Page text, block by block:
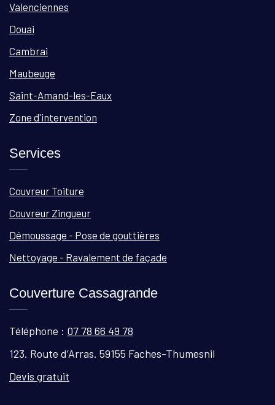
Valenciennes
Douai
Cambrai
Maubeuge
Saint-Amand-les-Eaux
Zone d'intervention
Services
Couvreur Toiture
Couvreur Zingueur
Démoussage - Pose de gouttières
Nettoyage - Ravalement de façade
Couverture Cassagrande
Téléphone : 07 78 66 49 78
123. Route d’Arras. 59155 Faches-Thumesnil
Devis gratuit